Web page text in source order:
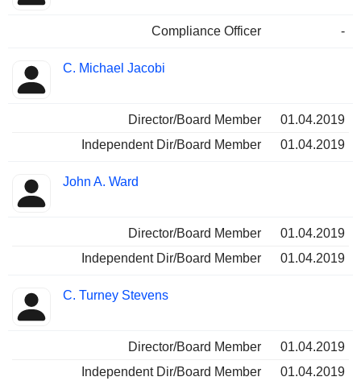
Compliance Officer -
C. Michael Jacobi
Director/Board Member
01.04.2019
Independent Dir/Board Member
01.04.2019
John A. Ward
Director/Board Member
01.04.2019
Independent Dir/Board Member
01.04.2019
C. Turney Stevens
Director/Board Member
01.04.2019
Independent Dir/Board Member
01.04.2019